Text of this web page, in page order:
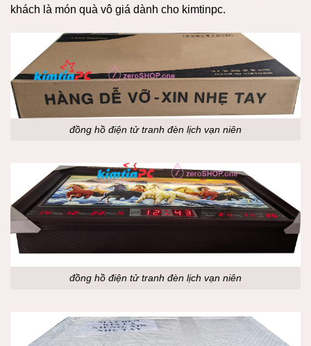
khách là món quà vô giá dành cho kimtinpc.
đồng hồ điện tử tranh đèn lịch vạn niên
đồng hồ điện tử tranh đèn lịch vạn niên